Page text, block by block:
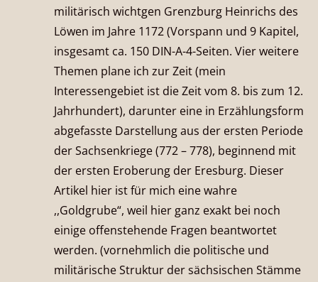
militärisch wichtgen Grenzburg Heinrichs des
Löwen im Jahre 1172 (Vorspann und 9 Kapitel,
insgesamt ca. 150 DIN-A-4-Seiten. Vier weitere
Themen plane ich zur Zeit (mein
Interessengebiet ist die Zeit vom 8. bis zum 12.
Jahrhundert), darunter eine in Erzählungsform
abgefasste Darstellung aus der ersten Periode
der Sachsenkriege (772 – 778), beginnend mit
der ersten Eroberung der Eresburg. Dieser
Artikel hier ist für mich eine wahre
,,Goldgrube“, weil hier ganz exakt bei noch
einige offenstehende Fragen beantwortet
werden. (vornehmlich die politische und
militärische Struktur der sächsischen Stämme